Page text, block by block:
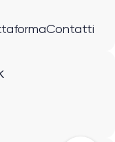
Contatti